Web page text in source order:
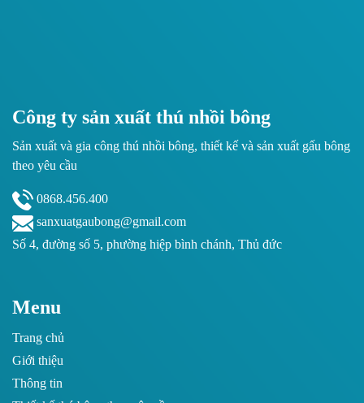
Công ty sản xuất thú nhồi bông
Sản xuất và gia công thú nhồi bông, thiết kế và sản xuất gấu bông
theo yêu cầu
0868.456.400
sanxuatgaubong@gmail.com
Số 4, đường số 5, phường hiệp bình chánh, Thủ đức
Menu
Trang chủ
Giới thiệu
Thông tin